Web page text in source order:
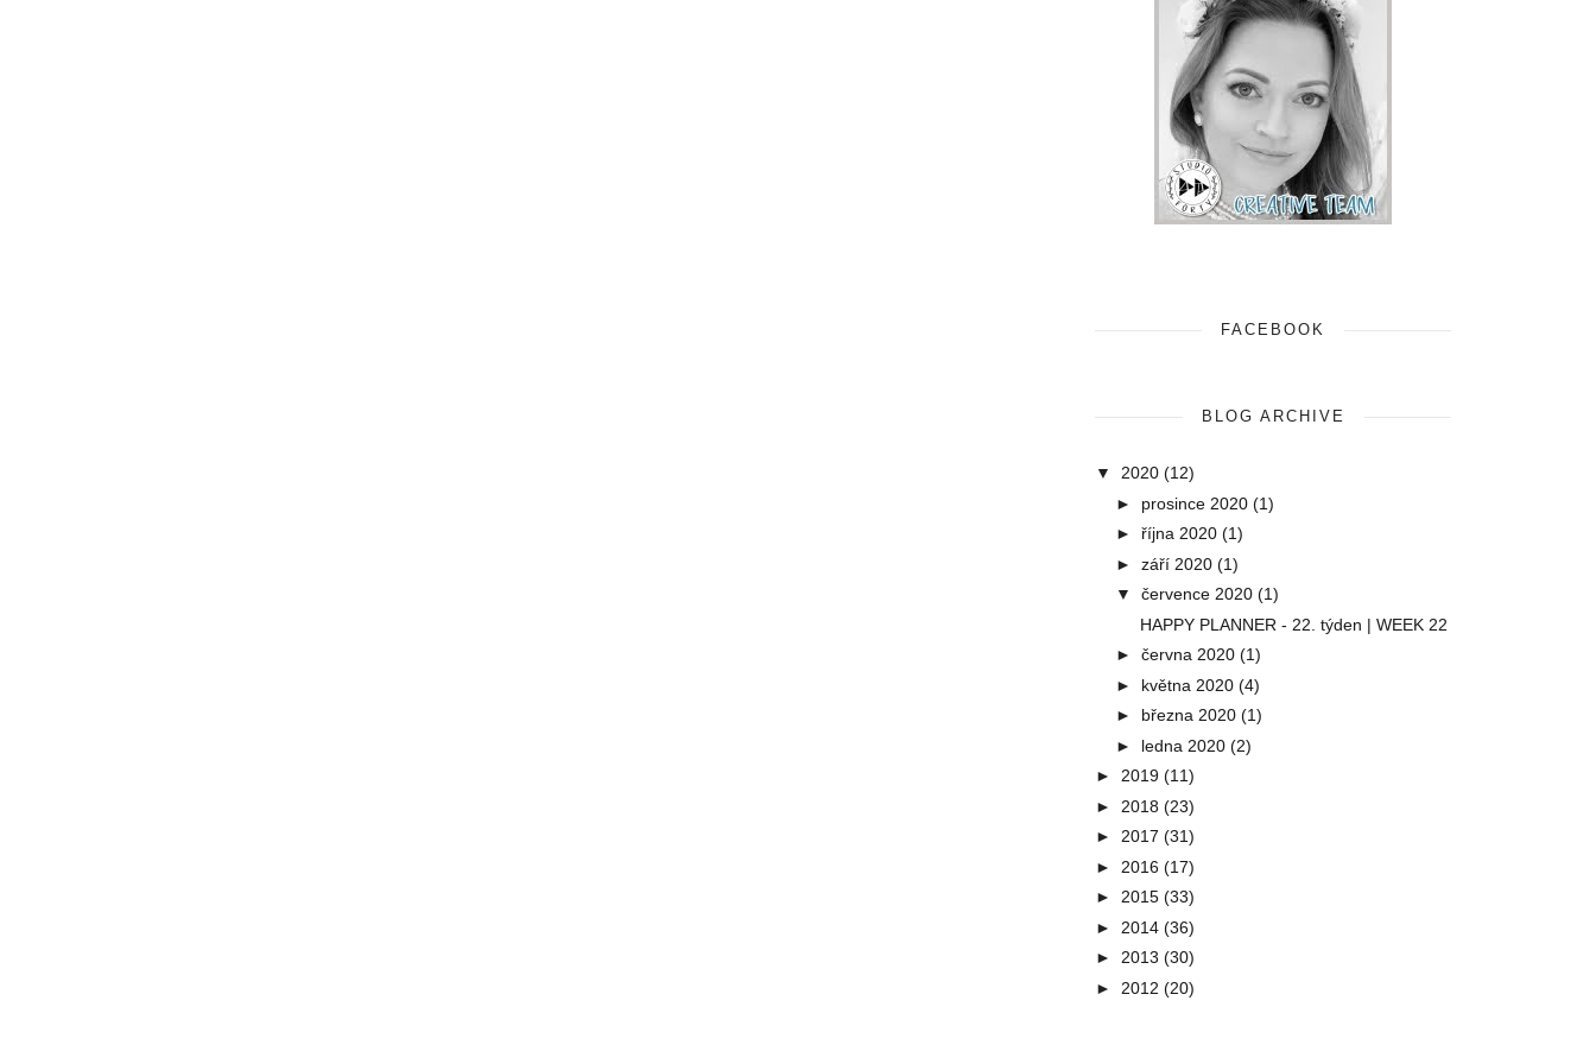
FACEBOOK
BLOG ARCHIVE
▼ 2020 (12)
► prosince 2020 (1)
► října 2020 (1)
► září 2020 (1)
▼
července 2020 (1)
HAPPY PLANNER - 22. týden | WEEK 22
► června 2020 (1)
► května 2020 (4)
► března 2020 (1)
► ledna 2020 (2)
► 2019 (11)
► 2018 (23)
► 2017 (31)
► 2016 (17)
► 2015 (33)
► 2014 (36)
► 2013 (30)
► 2012 (20)